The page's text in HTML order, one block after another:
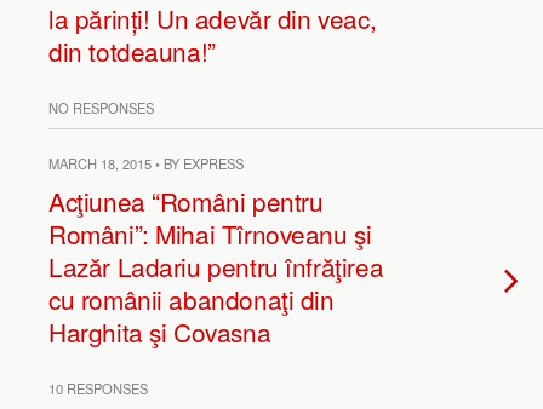
la părinți! Un adevăr din veac,
din totdeauna!”
NO RESPONSES
MARCH 18, 2015 • BY EXPRESS
Acţiunea “Români pentru
Români”: Mihai Tîrnoveanu şi
Lazăr Ladariu pentru înfrăţirea
cu românii abandonaţi din
Harghita şi Covasna
10 RESPONSES